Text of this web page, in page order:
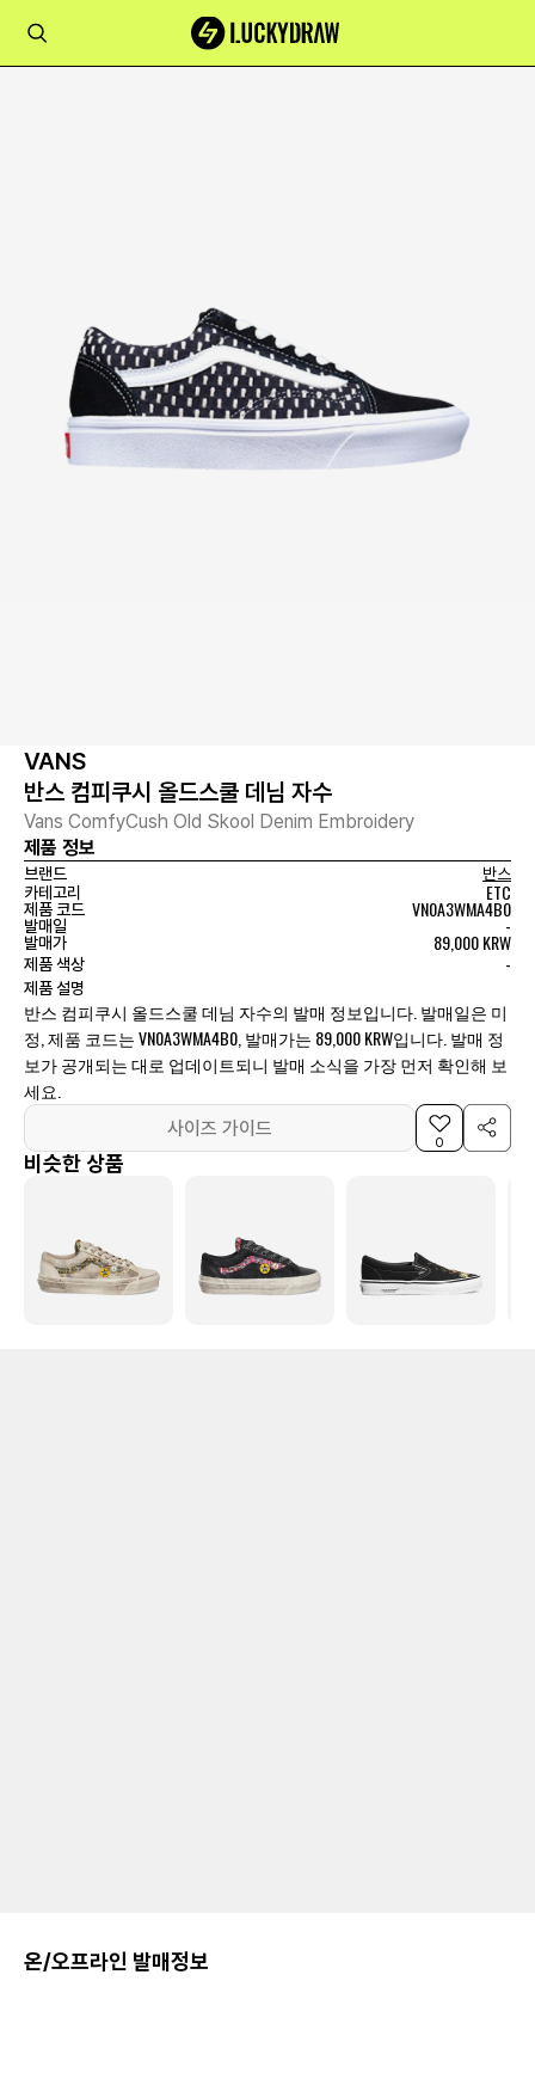
VANS
반스 컴피쿠시 올드스쿨 데님 자수
Vans ComfyCush Old Skool Denim Embroidery
제품 정보
브랜드
반스
카테고리
ETC
제품 코드 VN0A3WMA4B0
발매일 -
발매가 89,000 KRW
제품 색상 -
제품 설명
반스 컴피쿠시 올드스쿨 데님 자수의 발매 정보입니다. 발매일은 미
정, 제품 코드는 VN0A3WMA4B0, 발매가는 89,000 KRW입니다. 발매 정
보가 공개되는 대로 업데이트되니 발매 소식을 가장 먼저 확인해 보
세요.
사이즈 가이드
0
비슷한 상품
온/오프라인 발매정보